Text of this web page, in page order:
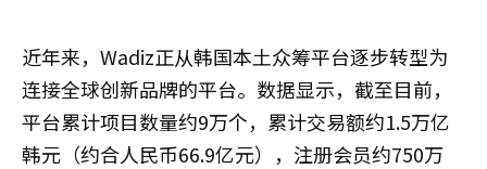
近年来，Wadiz正从韩国本土众筹平台逐步转型为
连接全球创新品牌的平台。数据显示，截至目前，
平台累计项目数量约9万个，累计交易额约1.5万亿
韩元（约合人民币66.9亿元），注册会员约750万